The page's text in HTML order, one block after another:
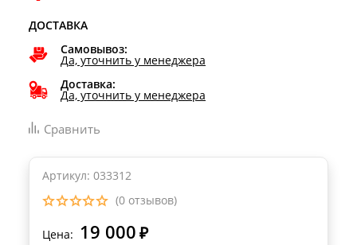
ДОСТАВКА
Самовывоз:
Да, уточнить у менеджера
Доставка:
Да, уточнить у менеджера
Сравнить
Артикул: 033312
(0 отзывов)
Цена: 19 000 ₽